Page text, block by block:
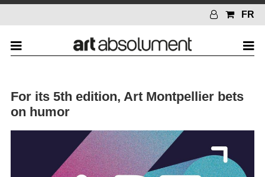
FR
For its 5th edition, Art Montpellier bets
on humor